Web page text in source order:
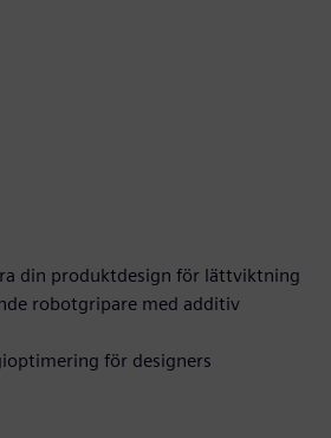
din produktdesign för lättviktning
robotgripare med additiv
för designers